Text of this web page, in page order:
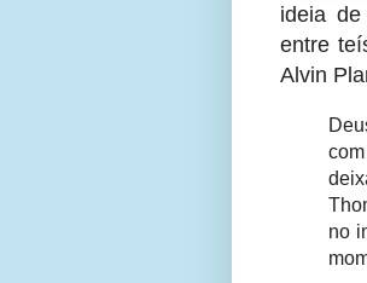
ideia
entre
Alvin
no